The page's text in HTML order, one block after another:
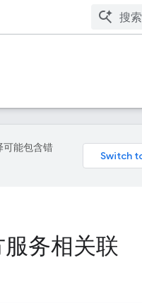
可能包含错
务相关联